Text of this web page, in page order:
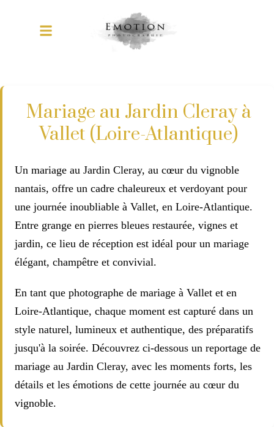
Mariage au Jardin Cleray à
Vallet (Loire-Atlantique)
Un mariage au Jardin Cleray, au cœur du vignoble
nantais, offre un cadre chaleureux et verdoyant pour
une journée inoubliable à Vallet, en Loire-Atlantique.
Entre grange en pierres bleues restaurée, vignes et
jardin, ce lieu de réception est idéal pour un mariage
élégant, champêtre et convivial.
En tant que photographe de mariage à Vallet et en
Loire-Atlantique, chaque moment est capturé dans un
style naturel, lumineux et authentique, des préparatifs
jusqu'à la soirée. Découvrez ci-dessous un reportage de
mariage au Jardin Cleray, avec les moments forts, les
détails et les émotions de cette journée au cœur du
vignoble.